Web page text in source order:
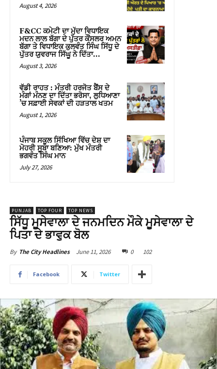
August 4, 2026
F&CC ਕਮੇਟੀ ਦਾ ਮੁੱਦਾ ਵਿਧਾਇਕ
ਮਦਨ ਲਾਲ ਬੱਗਾ ਦੇ ਪੁੱਤਰ ਕੌਂਸਲਰ ਅਮਨ
ਬੱਗਾ ਤੇ ਵਿਧਾਇਕ ਕੁਲਵੰਤ ਸਿੰਘ ਸਿੱਧੂ ਦੇ
ਪੁੱਤਰ ਯੁਵਰਾਜ ਸਿੱਘੂ ਨੇ ਦਿੱਤਾ...
August 3, 2026
ਵੱਡੀ ਰਾਹਤ : ਮੰਤਰੀ ਹਰਜੋਤ ਬੈਂਸ ਦੇ
ਮੰਗਾਂ ਮੰਨਣ ਦਾ ਦਿੱਤਾ ਭਰੋਸਾ, ਲੁਧਿਆਣਾ
’ਚ ਸਫ਼ਾਈ ਸੇਵਕਾਂ ਦੀ ਹੜਤਾਲ ਖਤਮ
August 1, 2026
ਪੰਜਾਬ ਸਕੂਲ ਸਿੱਖਿਆ ਵਿੱਚ ਦੇਸ਼ ਦਾ
ਮੋਹਰੀ ਸੂਬਾ ਬਣਿਆ: ਮੁੱਖ ਮੰਤਰੀ
ਭਗਵੰਤ ਸਿੰਘ ਮਾਨ
July 27, 2026